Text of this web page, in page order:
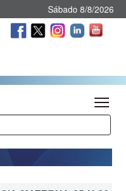
Sábado 8/8/2026